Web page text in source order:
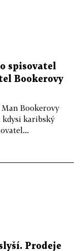
spisovatel
Bookerovy
Bookerovy
kdysi karibský
Prodeje